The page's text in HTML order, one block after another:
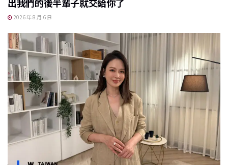
出我們的後半輩子就交給你了
2026 年 8 月 6 日